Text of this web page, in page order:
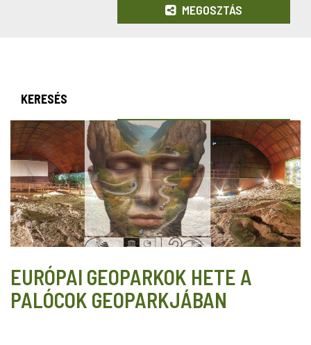
MEGOSZTÁS
KERESÉS
EURÓPAI GEOPARKOK HETE A
PALÓCOK GEOPARKJÁBAN